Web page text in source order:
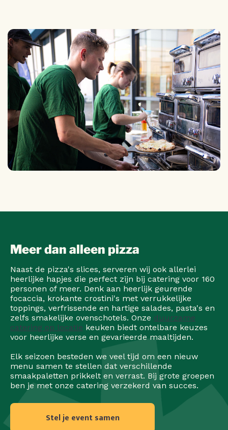
Meer dan alleen pizza
Naast de pizza's slices, serveren wij ook allerlei
heerlijke hapjes die perfect zijn bij catering voor 160
personen of meer. Denk aan heerlijk geurende
focaccia, krokante crostini's met verrukkelijke
toppings, verfrissende en hartige salades, pasta's en
zelfs smakelijke ovenschotels. Onze duurzame
catering op locatie keuken biedt ontelbare keuzes
voor heerlijke verse en gevarieerde maaltijden.
Elk seizoen besteden we veel tijd om een nieuw
menu samen te stellen dat verschillende
smaakpaletten prikkelt en verrast. Bij grote groepen
ben je met onze catering verzekerd van succes.
Stel je event samen